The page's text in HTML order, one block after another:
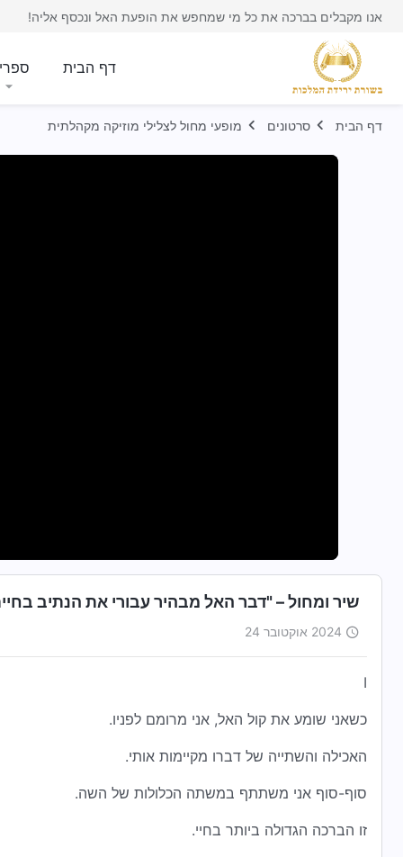
אנו מקבלים בברכה את כל מי שמחפש את הופעת האל ונכסף אליה!
דף הבית
דף הבית סרטונים מופעי מחול לצלילי מוזיקה מקהלתית
שיר ומחול – "דבר האל מבהיר עבורי את הנתיב
2024 אוקטובר 24
I
כשאני שומע את קול האל, אני מרומם לפניו.
האכילה והשתייה של דברו מקיימות אותי.
סוף-סוף אני משתתף במשתה הכלולות של השה.
זו הברכה הגדולה ביותר בחיי.